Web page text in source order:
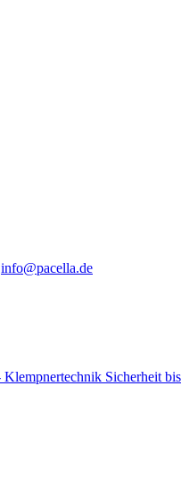
info@pacella.de